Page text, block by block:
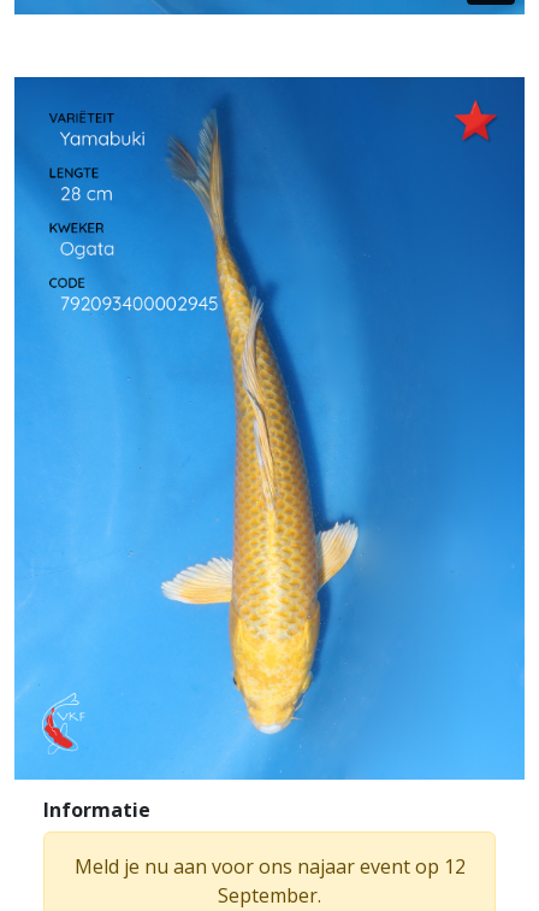
Informatie
Meld je nu aan voor ons najaar event op 12
September.